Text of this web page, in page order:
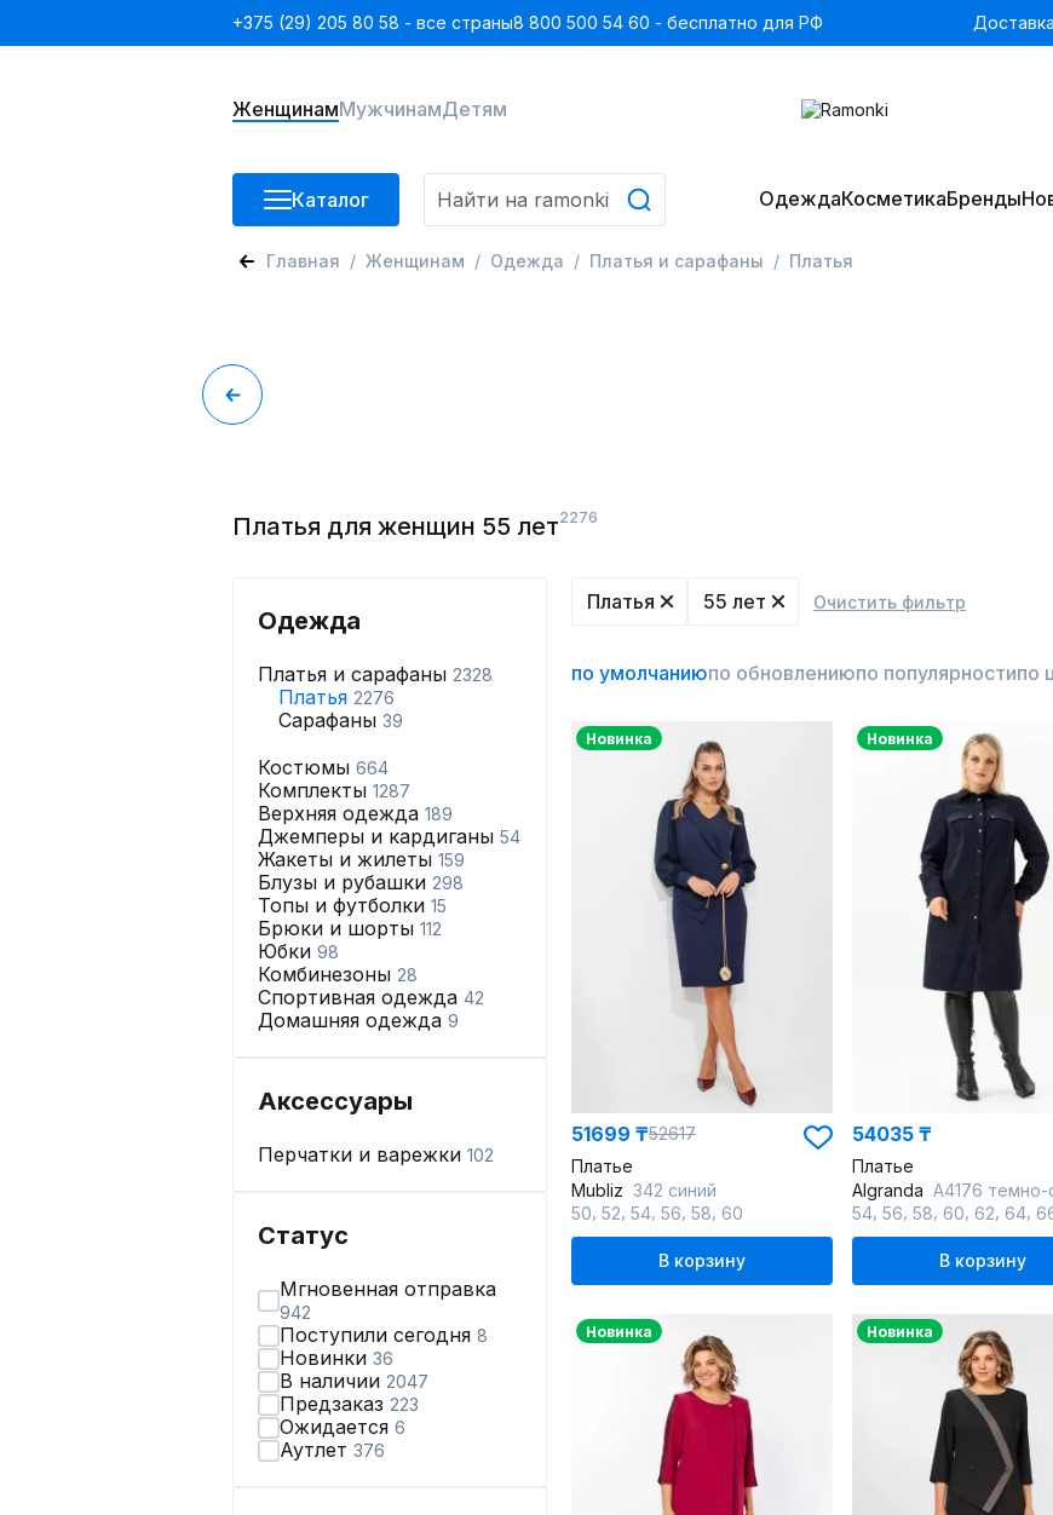
+375 (29) 205 80 58 - все страны8 800 500 54 60 - бесплатно для РФ
ЖенщинамМужчинамДетям
Каталог ОдеждаКосметикаБренды
Главная Женщинам Одежда Платья и сарафаны Платья
Платья для женщин 55 лет2276
Одежда
Платья и сарафаны 2328
Платья 2276
Сарафаны 39
Костюмы 664
Комплекты 1287
Верхняя одежда 189
Джемперы и кардиганы 54
Жакеты и жилеты 159
Блузы и рубашки 298
Топы и футболки 15
Брюки и шорты 112
Юбки 98
Комбинезоны 28
Спортивная одежда 42
Домашняя одежда 9
Аксессуары
Перчатки и варежки 102
Статус
Мгновенная отправка
942
Поступили сегодня 8
Новинки 36
В наличии 2047
Предзаказ 223
Ожидается 6
Аутлет 376
Платья 55 лет Очистить фильтр
по умолчаниюпо обновлениюпо популярностипо
Новинка
51699 ₸52617
Платье
Mubliz 342 синий
50 52 54 56 58 60
В корзину
Новинка
54035 ₸
Платье
Algranda А4176 темно-
54 56 58 60 62 64
В корзину
Новинка Новинка